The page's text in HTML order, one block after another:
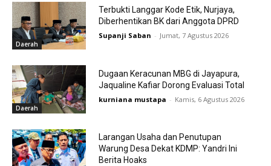
Daerah
Terbukti Langgar Kode Etik, Nurjaya,
Diberhentikan BK dari Anggota DPRD
Supanji Saban - Jumat, 7 Agustus 2026
Daerah
Dugaan Keracunan MBG di Jayapura,
Jaqualine Kafiar Dorong Evaluasi Total
kurniana mustapa - Kamis, 6 Agustus 2026
Larangan Usaha dan Penutupan
Warung Desa Dekat KDMP: Yandri Ini
Berita Hoaks